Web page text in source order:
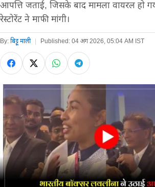
आपत्ति जताई, जिसके बाद मामला वायरल हो
रेस्टोरेंट ने माफी मांगी।
By: बिट्टू माली Published: 04 अग 2026, 05:04 AM IST